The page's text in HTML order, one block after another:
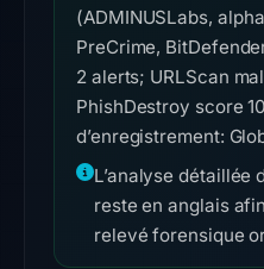
(ADMINUSLabs,
PreCrime,
2 alerts; URLScan
PhishDestroy score
d’enregistrement:
L’analyse détaillée
reste en anglais
relevé forensique